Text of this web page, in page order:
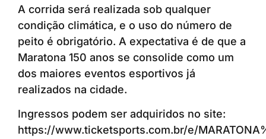
A corrida será realizada sob qualquer
condição climática, e o uso do número de
peito é obrigatório. A expectativa é de que a
Maratona 150 anos se consolide como um
dos maiores eventos esportivos já
realizados na cidade.
Ingressos podem ser adquiridos no site:
https://www.ticketsports.com.br/e/